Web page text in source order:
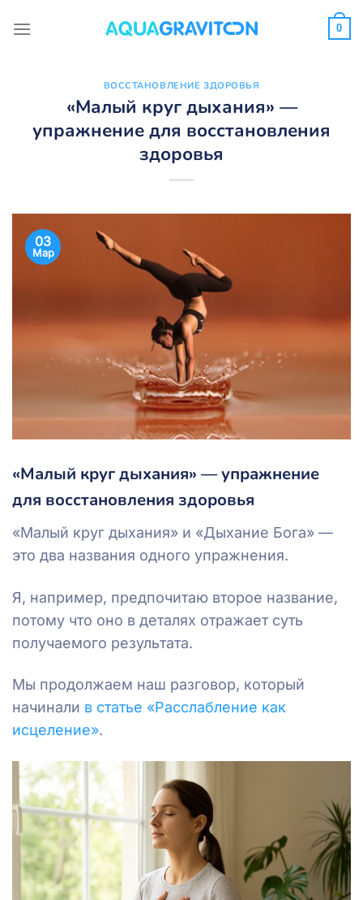
0
ВОССТАНОВЛЕНИЕ ЗДОРОВЬЯ
«Малый круг дыхания» —
упражнение для восстановления
здоровья
03
Мар
«Малый круг дыхания» — упражнение
для восстановления здоровья
«Малый круг дыхания» и «Дыхание Бога» —
это два названия одного упражнения.
Я, например, предпочитаю второе название,
потому что оно в деталях отражает суть
получаемого результата.
Мы продолжаем наш разговор, который
начинали в статье «Расслабление как
исцеление».